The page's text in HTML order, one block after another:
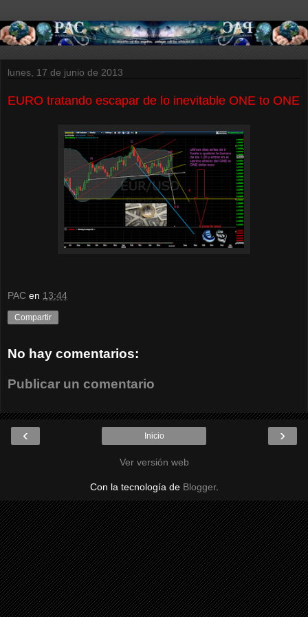
lunes, 17 de junio de 2013
EURO tratando escapar de lo inevitable ONE to ONE
PAC en 13:44
Compartir
No hay comentarios:
Publicar un comentario
‹ ›
Inicio
Ver versión web
Con la tecnología de Blogger.